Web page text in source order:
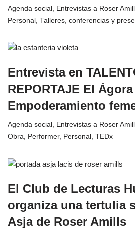
Agenda social , Entrevistas a Roser
Personal , Talleres, conferencias y
Entrevista en
REPORTAJE El Ágora
Empoderamiento
Agenda social , Entrevistas a Roser
Obra, Performer, Personal , TEDx
El Club de Lecturas
organiza una tertulia
Asja de Roser Amills